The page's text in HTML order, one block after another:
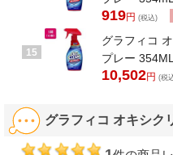
919円 (税込)
15
グラフィコ
プレー
10,502円 (税
グラフィコ オキシク